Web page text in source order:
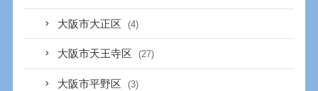
大阪市大正区 (4)
大阪市天王寺区 (27)
大阪市平野区 (3)